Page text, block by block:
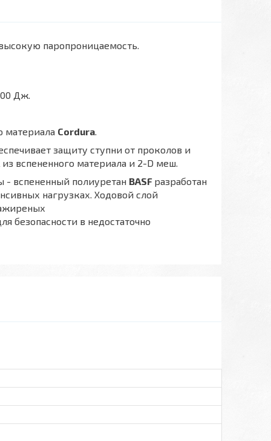
паропроницаемость.
Дж.
материала Cordura.
защиту ступни от проколов и
из вспененного материала и 2-D меш.
вспененный полиуретан BASF разработан
нагрузках. Ходовой слой
безопасности в недостаточно